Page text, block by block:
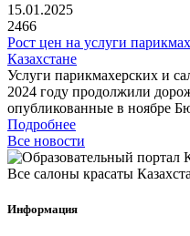
15.01.2025
2466
Рост цен на услуги
Казахстане
Услуги парикмахерских и
2024 году продолжили
опубликованные в ноябре
Подробнее
Все новости
Все салоны красаты
Информация